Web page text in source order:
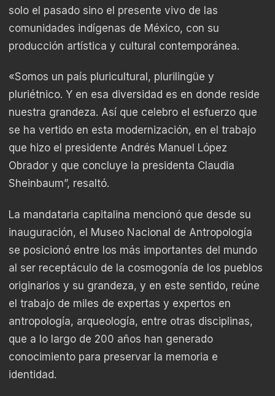
solo el pasado sino el presente vivo de las
comunidades indígenas de México, con su
producción artística y cultural contemporánea.
«Somos un país pluricultural, plurilingüe y
pluriétnico. Y en esa diversidad es en donde reside
nuestra grandeza. Así que celebro el esfuerzo que
se ha vertido en esta modernización, en el trabajo
que hizo el presidente Andrés Manuel López
Obrador y que concluye la presidenta Claudia
Sheinbaum”, resaltó.
La mandataria capitalina mencionó que desde su
inauguración, el Museo Nacional de Antropología
se posicionó entre los más importantes del mundo
al ser receptáculo de la cosmogonía de los pueblos
originarios y su grandeza, y en este sentido, reúne
el trabajo de miles de expertas y expertos en
antropología, arqueología, entre otras disciplinas,
que a lo largo de 200 años han generado
conocimiento para preservar la memoria e
identidad.